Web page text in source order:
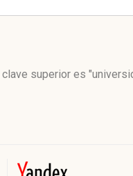
superior es